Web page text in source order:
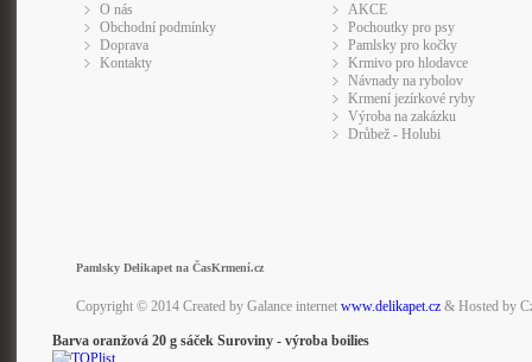
O nás
Obchodní podmínky
Doprava
Kontakty
AKCE
Pochoutky pro psy
Pamlsky pro kočky
Krmivo pro hlodavce
Návnady na rybolov
Krmení jezírkové ryby
Výroba na zakázku
Drůbež - Holubi
Pamlsky Delikapet na ČasKrmení.cz
Copyright © 2014 Created by Galance internet www.delikapet.cz& Hosted by
Barva oranžová 20 g sáček Suroviny - výroba boilies